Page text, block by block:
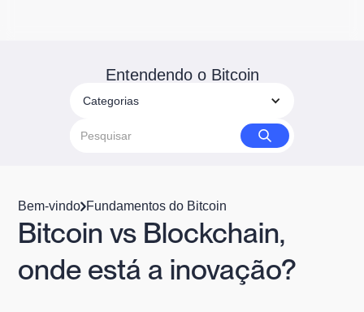
Entendendo o Bitcoin
Categorias
Bem-vindo Fundamentos do Bitcoin
Bitcoin vs Blockchain,
onde está a inovação?